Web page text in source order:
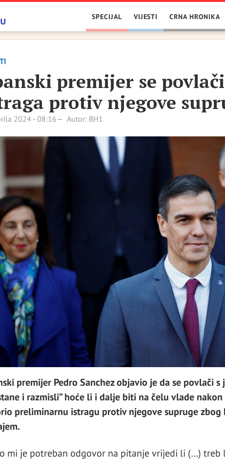
SPECIJAL VIJESTI CRNA HRONIKA
premijer se
protiv njegove
2024 - 08:16 Autor: BH1
premijer Pedro Sanchez objavio je da se povlači
i razmisli” hoće li i dalje biti na čelu vlade
preliminarnu istragu protiv njegove supruge
mi je potreban odgovor na pitanje vrijedi li (…) treb